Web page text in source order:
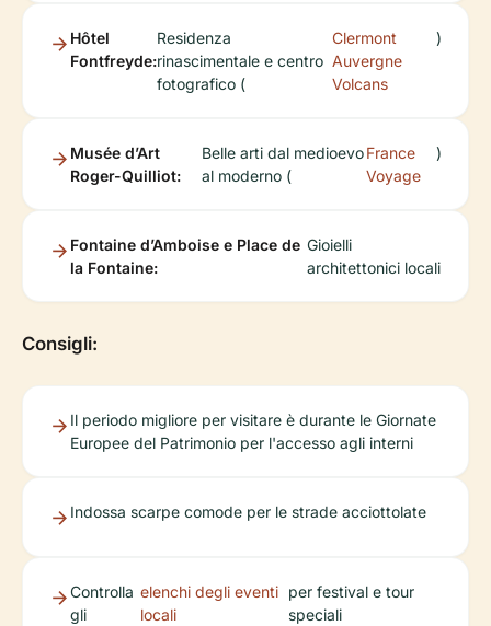
Hôtel
Fontfreyde:
Residenza
rinascimentale e centro
fotografico (
Clermont
Auvergne
Volcans
)
Musée d’Art
Roger-Quilliot:
Belle arti dal medioevo
al moderno (
France
Voyage
)
Fontaine d’Amboise e Place de
la Fontaine:
Gioielli
architettonici locali
Consigli:
Il periodo migliore per visitare è durante le Giornate
Europee del Patrimonio per l'accesso agli interni
Indossa scarpe comode per le strade acciottolate
Controlla
gli
elenchi degli eventi
locali
per festival e tour
speciali